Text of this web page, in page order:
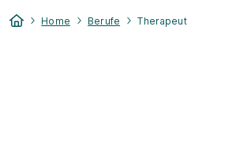
Home Berufe Therapeut